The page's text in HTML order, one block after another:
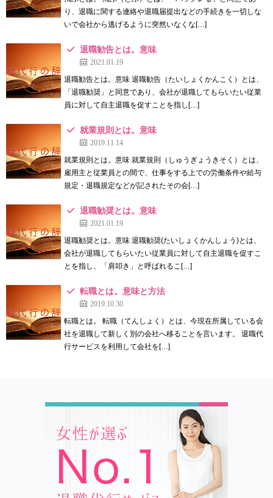
り、退職に関する連絡や退職届提出などの手続きを一切しな
いで会社から逃げるように突然いなくな[…]
退職勧告とは。意味
2021.01.19
退職勧告とは。意味 退職勧告（たいしょくかんこく）とは、
「退職勧奨」と同意であり、会社が退職してもらいたい従業
員に対して自主退職を促すことを指し[…]
就業規則とは。意味
2019.11.14
就業規則とは。意味 就業規則（しゅうぎょうきそく）とは、
雇用主と従業員との間で、仕事をする上での労働条件や給与
規定・退職規定などが記されたその会[…]
退職勧奨とは。意味
2021.01.19
退職勧奨とは。意味 退職勧奨(たいしょくかんしょう)とは、
会社が退職してもらいたい従業員に対して自主退職を促すこ
とを指し、「肩叩き」と呼ばれるこ[…]
転職とは。意味と方法
2019.10.30
転職とは。 転職（てんしょく）とは、今現在所属している会
社を退職して新しく別の会社へ移ることを言います。 退職代
行サービスを利用して会社を[…]